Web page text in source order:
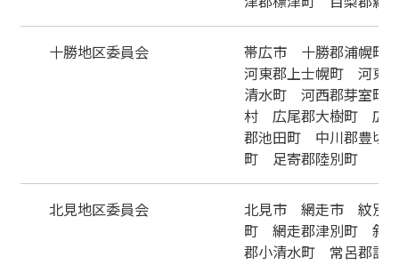
十勝地区委員会
帯広市 十勝郡浦幌
河東郡上士幌町 河東
清水町 河西郡芽室町
村 広尾郡大樹町 広
郡池田町 中川郡豊頃
町 足寄郡陸別町
北見地区委員会
北見市 網走市 紋別
町 網走郡津別町 斜
郡小清水町 常呂郡訓